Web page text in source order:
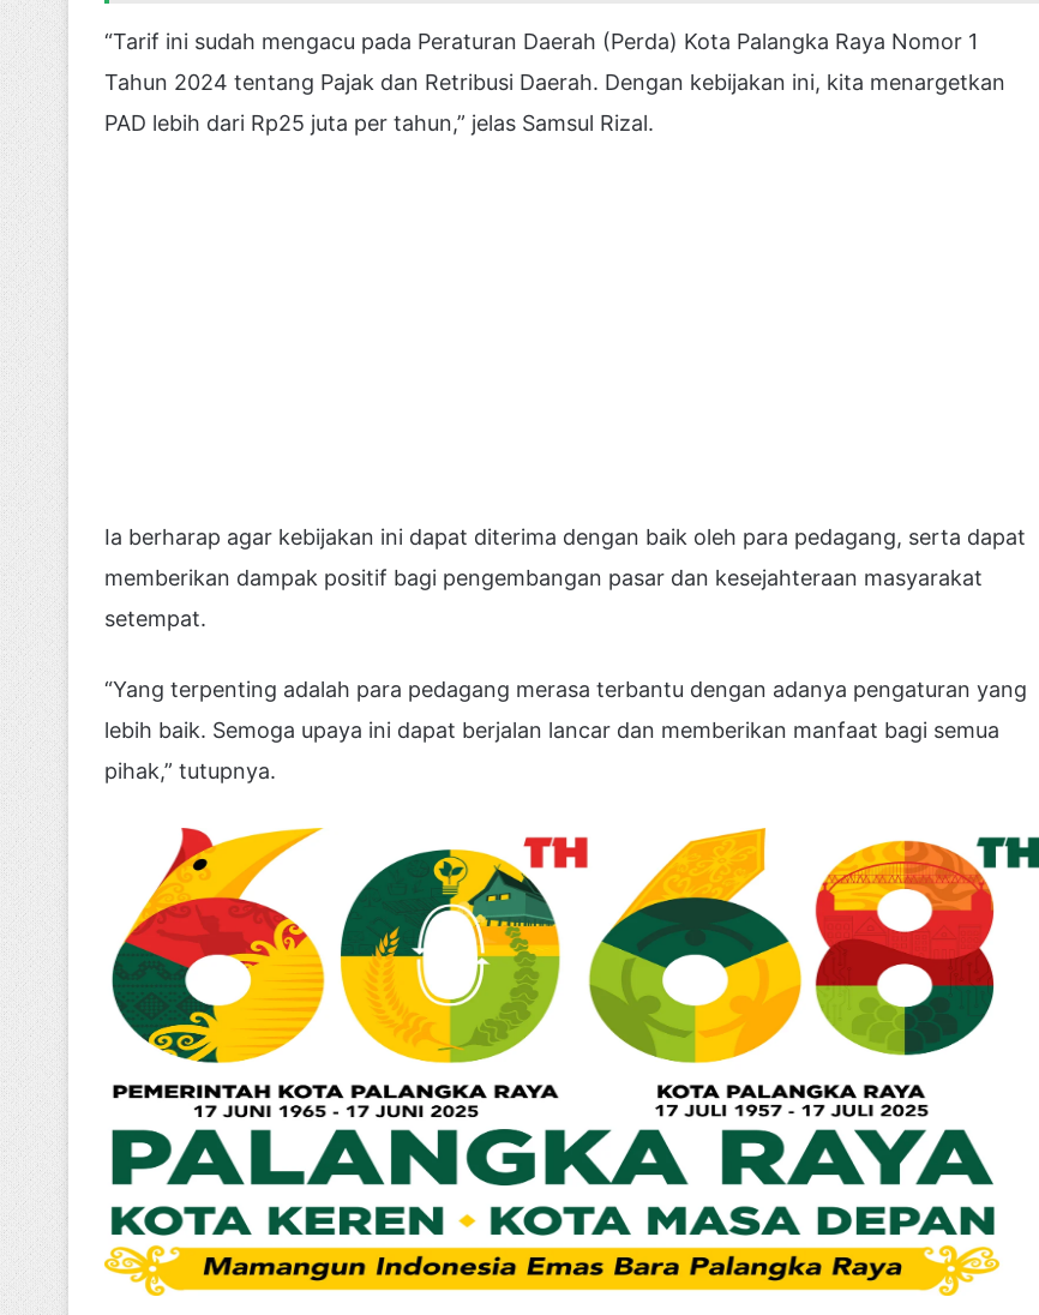
“Tarif ini sudah mengacu pada Peraturan Daerah (Perda) Kota Palangka Raya Nomor 1
Tahun 2024 tentang Pajak dan Retribusi Daerah. Dengan kebijakan ini, kita menargetkan
PAD lebih dari Rp25 juta per tahun,” jelas Samsul Rizal.
Ia berharap agar kebijakan ini dapat diterima dengan baik oleh para pedagang, serta dapat
memberikan dampak positif bagi pengembangan pasar dan kesejahteraan masyarakat
setempat.
“Yang terpenting adalah para pedagang merasa terbantu dengan adanya pengaturan yang
lebih baik. Semoga upaya ini dapat berjalan lancar dan memberikan manfaat bagi semua
pihak,” tutupnya.